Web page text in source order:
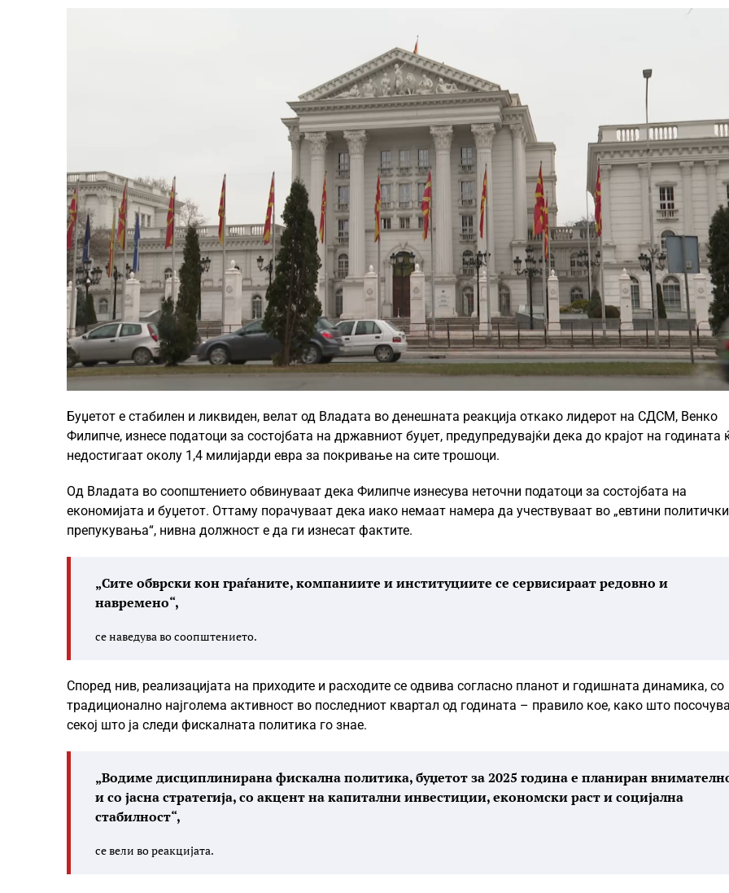
Буџетот е стабилен и ликвиден, велат од Владата во денешната реакција откако лидерот на СДСМ, Венко
Филипче, изнесе податоци за состојбата на државниот буџет, предупредувајќи дека до крајот на годината
недостигаат околу 1,4 милијарди евра за покривање на сите трошоци.
Од Владата во соопштението обвинуваат дека Филипче изнесува неточни податоци за состојбата на
економијата и буџетот. Оттаму порачуваат дека иако немаат намера да учествуваат во „евтини политички
препукувања“, нивна должност е да ги изнесат фактите.
„Сите обврски кон граѓаните, компаниите и институциите се сервисираат редовно и
навремено“,
се наведува во соопштението.
Според нив, реализацијата на приходите и расходите се одвива согласно планот и годишната динамика, со
традиционално најголема активност во последниот квартал од годината – правило кое, како што
секој што ја следи фискалната политика го знае.
„Водиме дисциплинирана фискална политика, буџетот за 2025 година е планиран
и со јасна стратегија, со акцент на капитални инвестиции, економски раст и социјална
стабилност“,
се вели во реакцијата.